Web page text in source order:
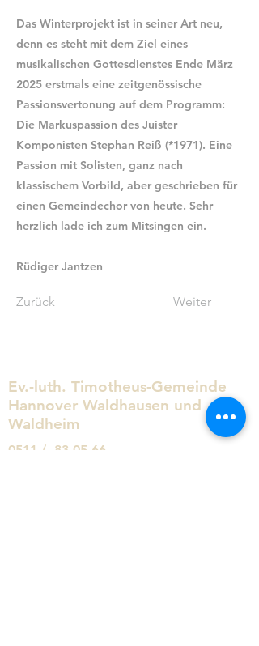
Das Winterprojekt ist in seiner Art neu,
denn es steht mit dem Ziel eines
musikalischen Gottesdienstes Ende März
2025 erstmals eine zeitgenössische
Passionsvertonung auf dem Programm:
Die Markuspassion des Juister
Komponisten Stephan Reiß (*1971). Eine
Passion mit Solisten, ganz nach
klassischem Vorbild, aber geschrieben für
einen Gemeindechor von heute. Sehr
herzlich lade ich zum Mitsingen ein.
Rüdiger Jantzen
Zurück Weiter
Ev.-luth. Timotheus-Gemeinde
Hannover Waldhausen und
Waldheim
0511 / 83 05 66